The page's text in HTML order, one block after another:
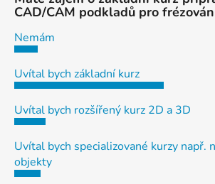
CAD/CAM podkladů pro
Nemám
Uvítal bych základní kurz
Uvítal bych rozšířený kurz 2D a 3D
Uvítal bych specializované kurzy např.
objekty